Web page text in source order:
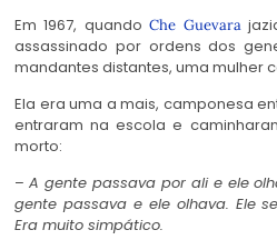
Em 1967, quandoChe Guevara
assassinado por ordens dos
mandantes distantes, uma mulher
Ela era uma a mais, camponesa
entraram na escola e
morto:
– A gente passava por ali e ele
gente passava e ele olhava. Ele
Era muito simpático.